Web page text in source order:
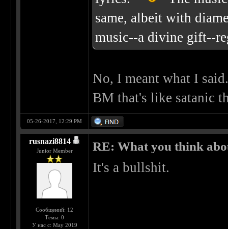
same, albeit with
music--a divine gift--
No, I meant what I
BM that's like satanic
05-26-2017, 12:29 PM
rusnazi8814
Junior Member
Сообщений: 12
Темы: 0
У нас с: May 2019
RE: What you think
It's a bullshit.